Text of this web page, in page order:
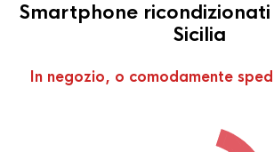
Smartphone ricondizionati
Sicilia
In negozio, o comodamente